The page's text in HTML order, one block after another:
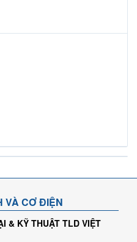
VÀ CƠ ĐIỆN
& KỸ THUẬT TLD VIỆT